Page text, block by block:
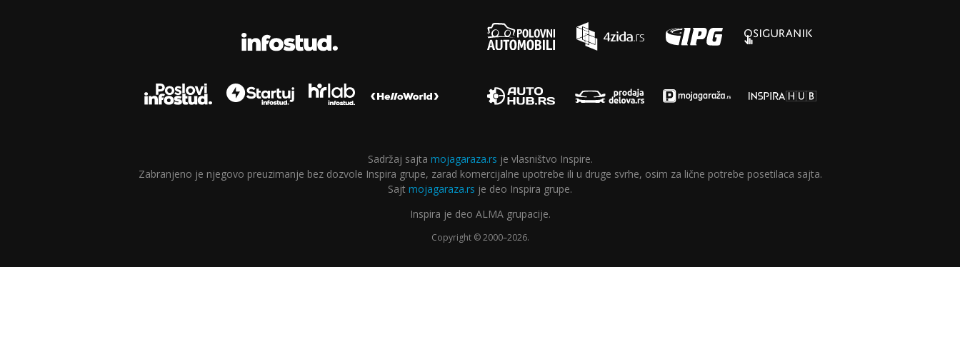
Sadržaj sajta mojagaraza.rs je vlasništvo Inspire.
Zabranjeno je njegovo preuzimanje bez dozvole Inspira grupe, zarad komercijalne upotrebe ili u druge svrhe, osim za lične potrebe posetilaca sajta.
Sajt mojagaraza.rs je deo Inspira grupe.
Inspira je deo ALMA grupacije.
Copyright © 2000–2026.